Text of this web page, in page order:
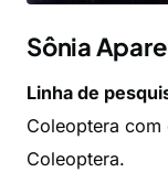
Sônia
Linha de
Coleoptera com
Coleoptera.